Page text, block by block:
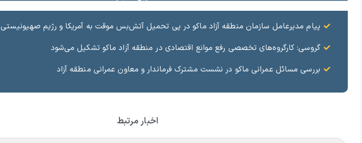
پیام مدیرعامل سازمان منطقه آزاد ماکو در پی تحمیل آتش‌بس موقت به آمریکا و رژیم صهیونیستی
گروسی: کارگروه‌های تخصصی رفع موانع اقتصادی در منطقه آزاد ماکو تشکیل می‌شود
بررسی مسائل عمرانی ماکو در نشست مشترک فرماندار و معاون عمرانی منطقه آزاد
اخبار مرتبط